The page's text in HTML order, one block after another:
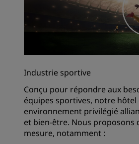
Industrie sportive
Conçu pour répondre aux
équipes sportives, notre
environnement privilégié
et bien-être. Nous proposons
mesure, notamment :